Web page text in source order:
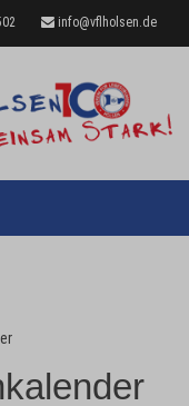
info@vflholsen.de